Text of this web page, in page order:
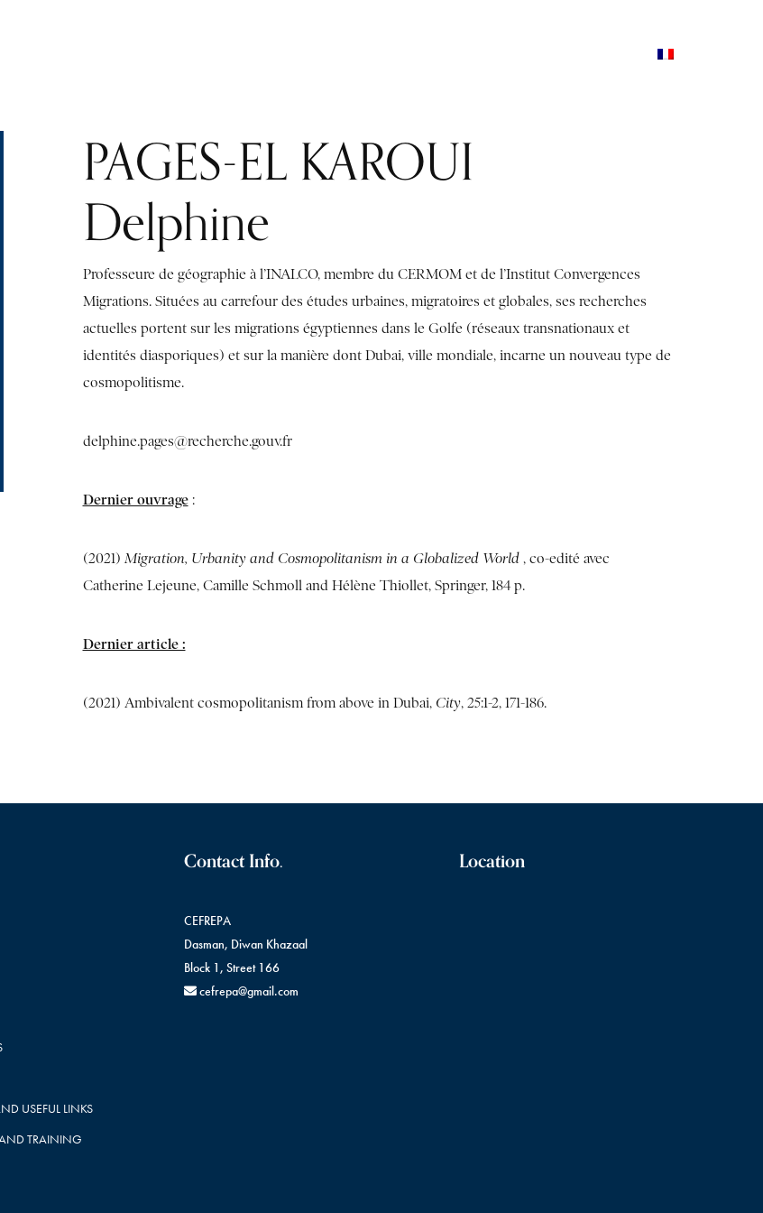
PAGES-EL KAROUI
Delphine
Professeure de géographie à l’INALCO, membre du CERMOM et de l’Institut Convergences
Migrations. Situées au carrefour des études urbaines, migratoires et globales, ses recherches
actuelles portent sur les migrations égyptiennes dans le Golfe (réseaux transnationaux et
identités diasporiques) et sur la manière dont Dubai, ville mondiale, incarne un nouveau type de
cosmopolitisme.
delphine.pages@recherche.gouv.fr
Dernier ouvrage:
(2021) Migration, Urbanity and Cosmopolitanism in a Globalized World , co-edité avec
Catherine Lejeune, Camille Schmoll and Hélène Thiollet, Springer, 184 p.
Dernier article :
(2021) Ambivalent cosmopolitanism from above in Dubai, City, 25:1-2, 171-186.
USEFUL LINKS
TRAINING
Contact Info.
CEFREPA
Dasman, Diwan Khazaal
Block 1, Street 166
cefrepa@gmail.com
Location